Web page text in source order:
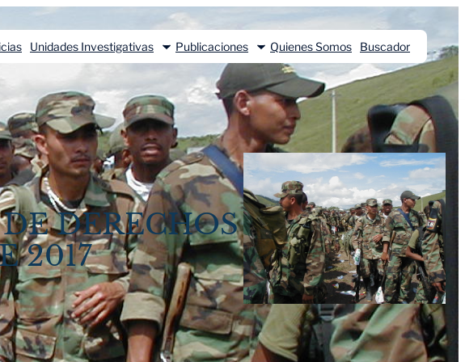
Unidades Investigativas Publicaciones Quienes Somos Buscador
DERECHOS
2017